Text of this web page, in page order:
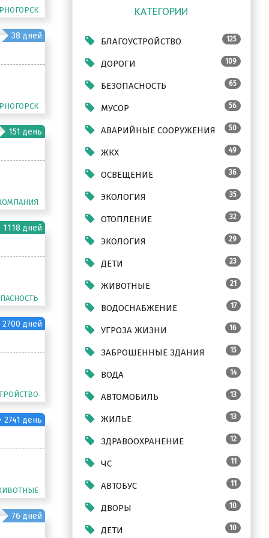
38 дней
151 день
не
1118 дней
что
во
2700 дней
2741 день
76 дней
https://t.me/CrokRf
КАТЕГОРИИ
БЛАГОУСТРОЙСТВО 125
ДОРОГИ 109
БЕЗОПАСНОСТЬ 65
МУСОР 56
АВАРИЙНЫЕ СООРУЖЕНИЯ 50
ЖКХ 49
ОСВЕЩЕНИЕ 36
ЭКОЛОГИЯ 35
ОТОПЛЕНИЕ 32
ЭКОЛОГИЯ 29
ДЕТИ 23
ЖИВОТНЫЕ 21
ВОДОСНАБЖЕНИЕ 17
УГРОЗА ЖИЗНИ 16
ЗАБРОШЕННЫЕ ЗДАНИЯ 15
ВОДА 14
АВТОМОБИЛЬ 13
ЖИЛЬЕ 13
ЗДРАВООХРАНЕНИЕ 12
ЧС 11
АВТОБУС 11
ДВОРЫ 10
ДЕТИ 10